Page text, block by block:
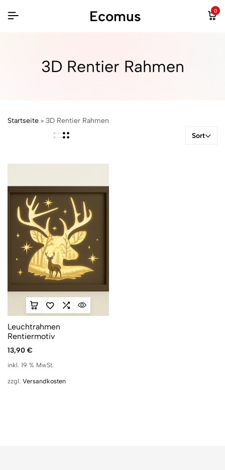
Ecomus 0
3D Rentier Rahmen
Startseite » 3D Rentier Rahmen
Sort
Leuchtrahmen
Rentiermotiv
13,90 €
inkl. 19 % MwSt.
zzgl. Versandkosten